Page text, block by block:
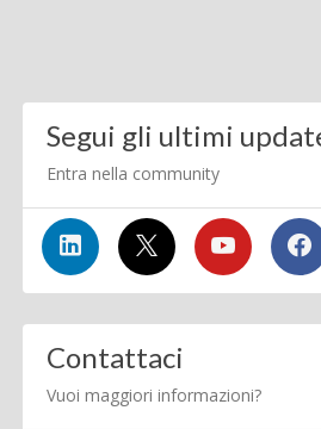
Segui gli ultimi
Entra nella community
Contattaci
Vuoi maggiori informazioni?